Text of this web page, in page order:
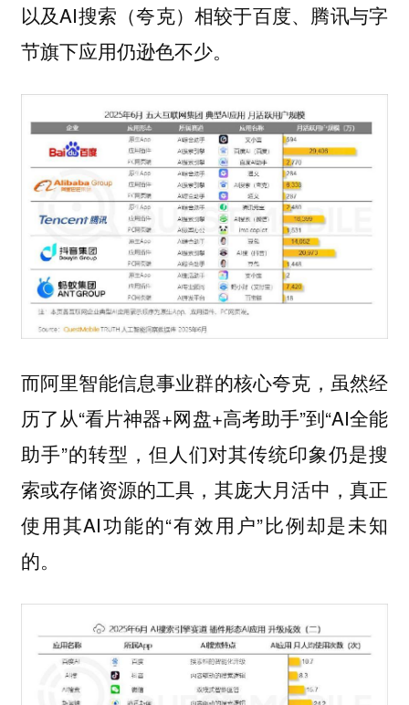
以及AI搜索（夸克）相较于百度、腾讯与字
节旗下应用仍逊色不少。
而阿里智能信息事业群的核心夸克，虽然经
历了从“看片神器+网盘+高考助手”到“AI全能
助手”的转型，但人们对其传统印象仍是搜
索或存储资源的工具，其庞大月活中，真正
使用其AI功能的“有效用户”比例却是未知
的。